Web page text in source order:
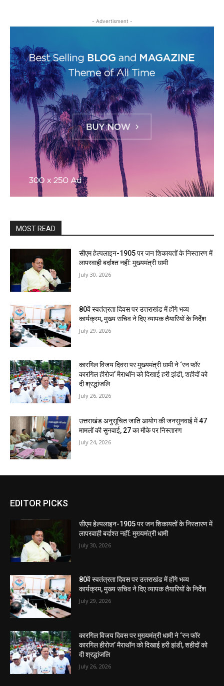
- Advertisment -
MOST READ
सीएम हेल्पलाइन-1905 पर जन शिकायतों के निस्तारण में
लापरवाही बर्दाश्त नहीं: मुख्यमंत्री धामी
July 30, 2026
80वें स्वतंत्रता दिवस पर उत्तराखंड में होंगे भव्य
कार्यक्रम, मुख्य सचिव ने दिए व्यापक तैयारियों के निर्देश
July 29, 2026
कारगिल विजय दिवस पर मुख्यमंत्री धामी ने ‘रन फॉर
कारगिल हीरोज’ मैराथॉन को दिखाई हरी झंडी, शहीदों को
दी श्रद्धांजलि
July 26, 2026
उत्तराखंड अनुसूचित जाति आयोग की जनसुनवाई में 47
मामलों की सुनवाई, 27 का मौके पर निस्तारण
July 24, 2026
EDITOR PICKS
सीएम हेल्पलाइन-1905 पर जन शिकायतों के निस्तारण में
लापरवाही बर्दाश्त नहीं: मुख्यमंत्री धामी
July 30, 2026
80वें स्वतंत्रता दिवस पर उत्तराखंड में होंगे भव्य
कार्यक्रम, मुख्य सचिव ने दिए व्यापक तैयारियों के निर्देश
July 29, 2026
कारगिल विजय दिवस पर मुख्यमंत्री धामी ने ‘रन फॉर
कारगिल हीरोज’ मैराथॉन को दिखाई हरी झंडी, शहीदों को
दी श्रद्धांजलि
July 26, 2026